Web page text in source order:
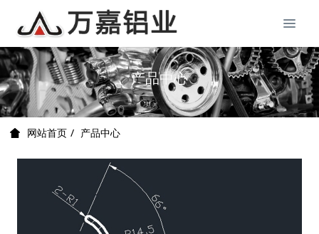
产品中心
网站首页 产品中心